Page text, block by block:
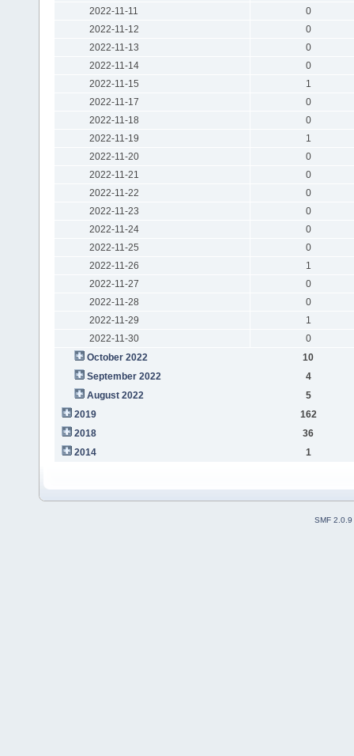
2022-11-11
0
2022-11-12
0
2022-11-13
0
2022-11-14
0
2022-11-15
1
2022-11-17
0
2022-11-18
0
2022-11-19
1
2022-11-20
0
2022-11-21
0
2022-11-22
0
2022-11-23
0
2022-11-24
0
2022-11-25
0
2022-11-26
1
2022-11-27
0
2022-11-28
0
2022-11-29
1
2022-11-30
0
October 2022
10
September 2022
4
August 2022
5
2019
162
2018
36
2014
1
SMF 2.0.9